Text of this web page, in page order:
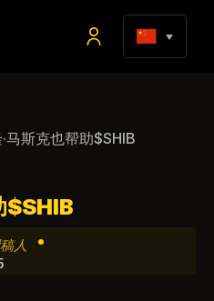
马斯克也帮助$SHIB
$SHIB
人 •